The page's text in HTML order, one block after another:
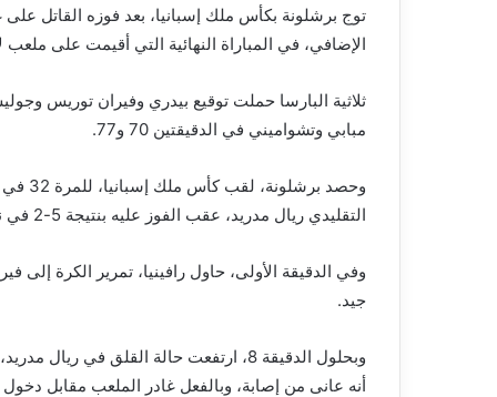
الإضافي، في المباراة النهائية التي أقيمت على ملعب
مبابي وتشواميني في الدقيقتين 70 و77.
وحصد
التقليدي ريال مدريد، عقب الفوز عليه بنتيجة 5-2 في نهائي كأس السوبر الإسباني.
وفي الدقيقة الأولى، حاول رافينيا، تمرير الكرة إلى
جيد.
وبحلول الدقيقة 8، ارتفعت حالة القلق
أنه عانى من إصابة، وبالفعل غادر الملعب مقابل